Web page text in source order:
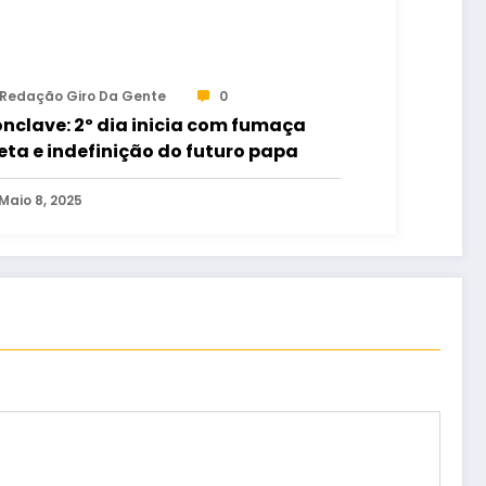
Giro Da Gente 0
2º dia inicia com fumaça
e indefinição do futuro papa
8, 2025